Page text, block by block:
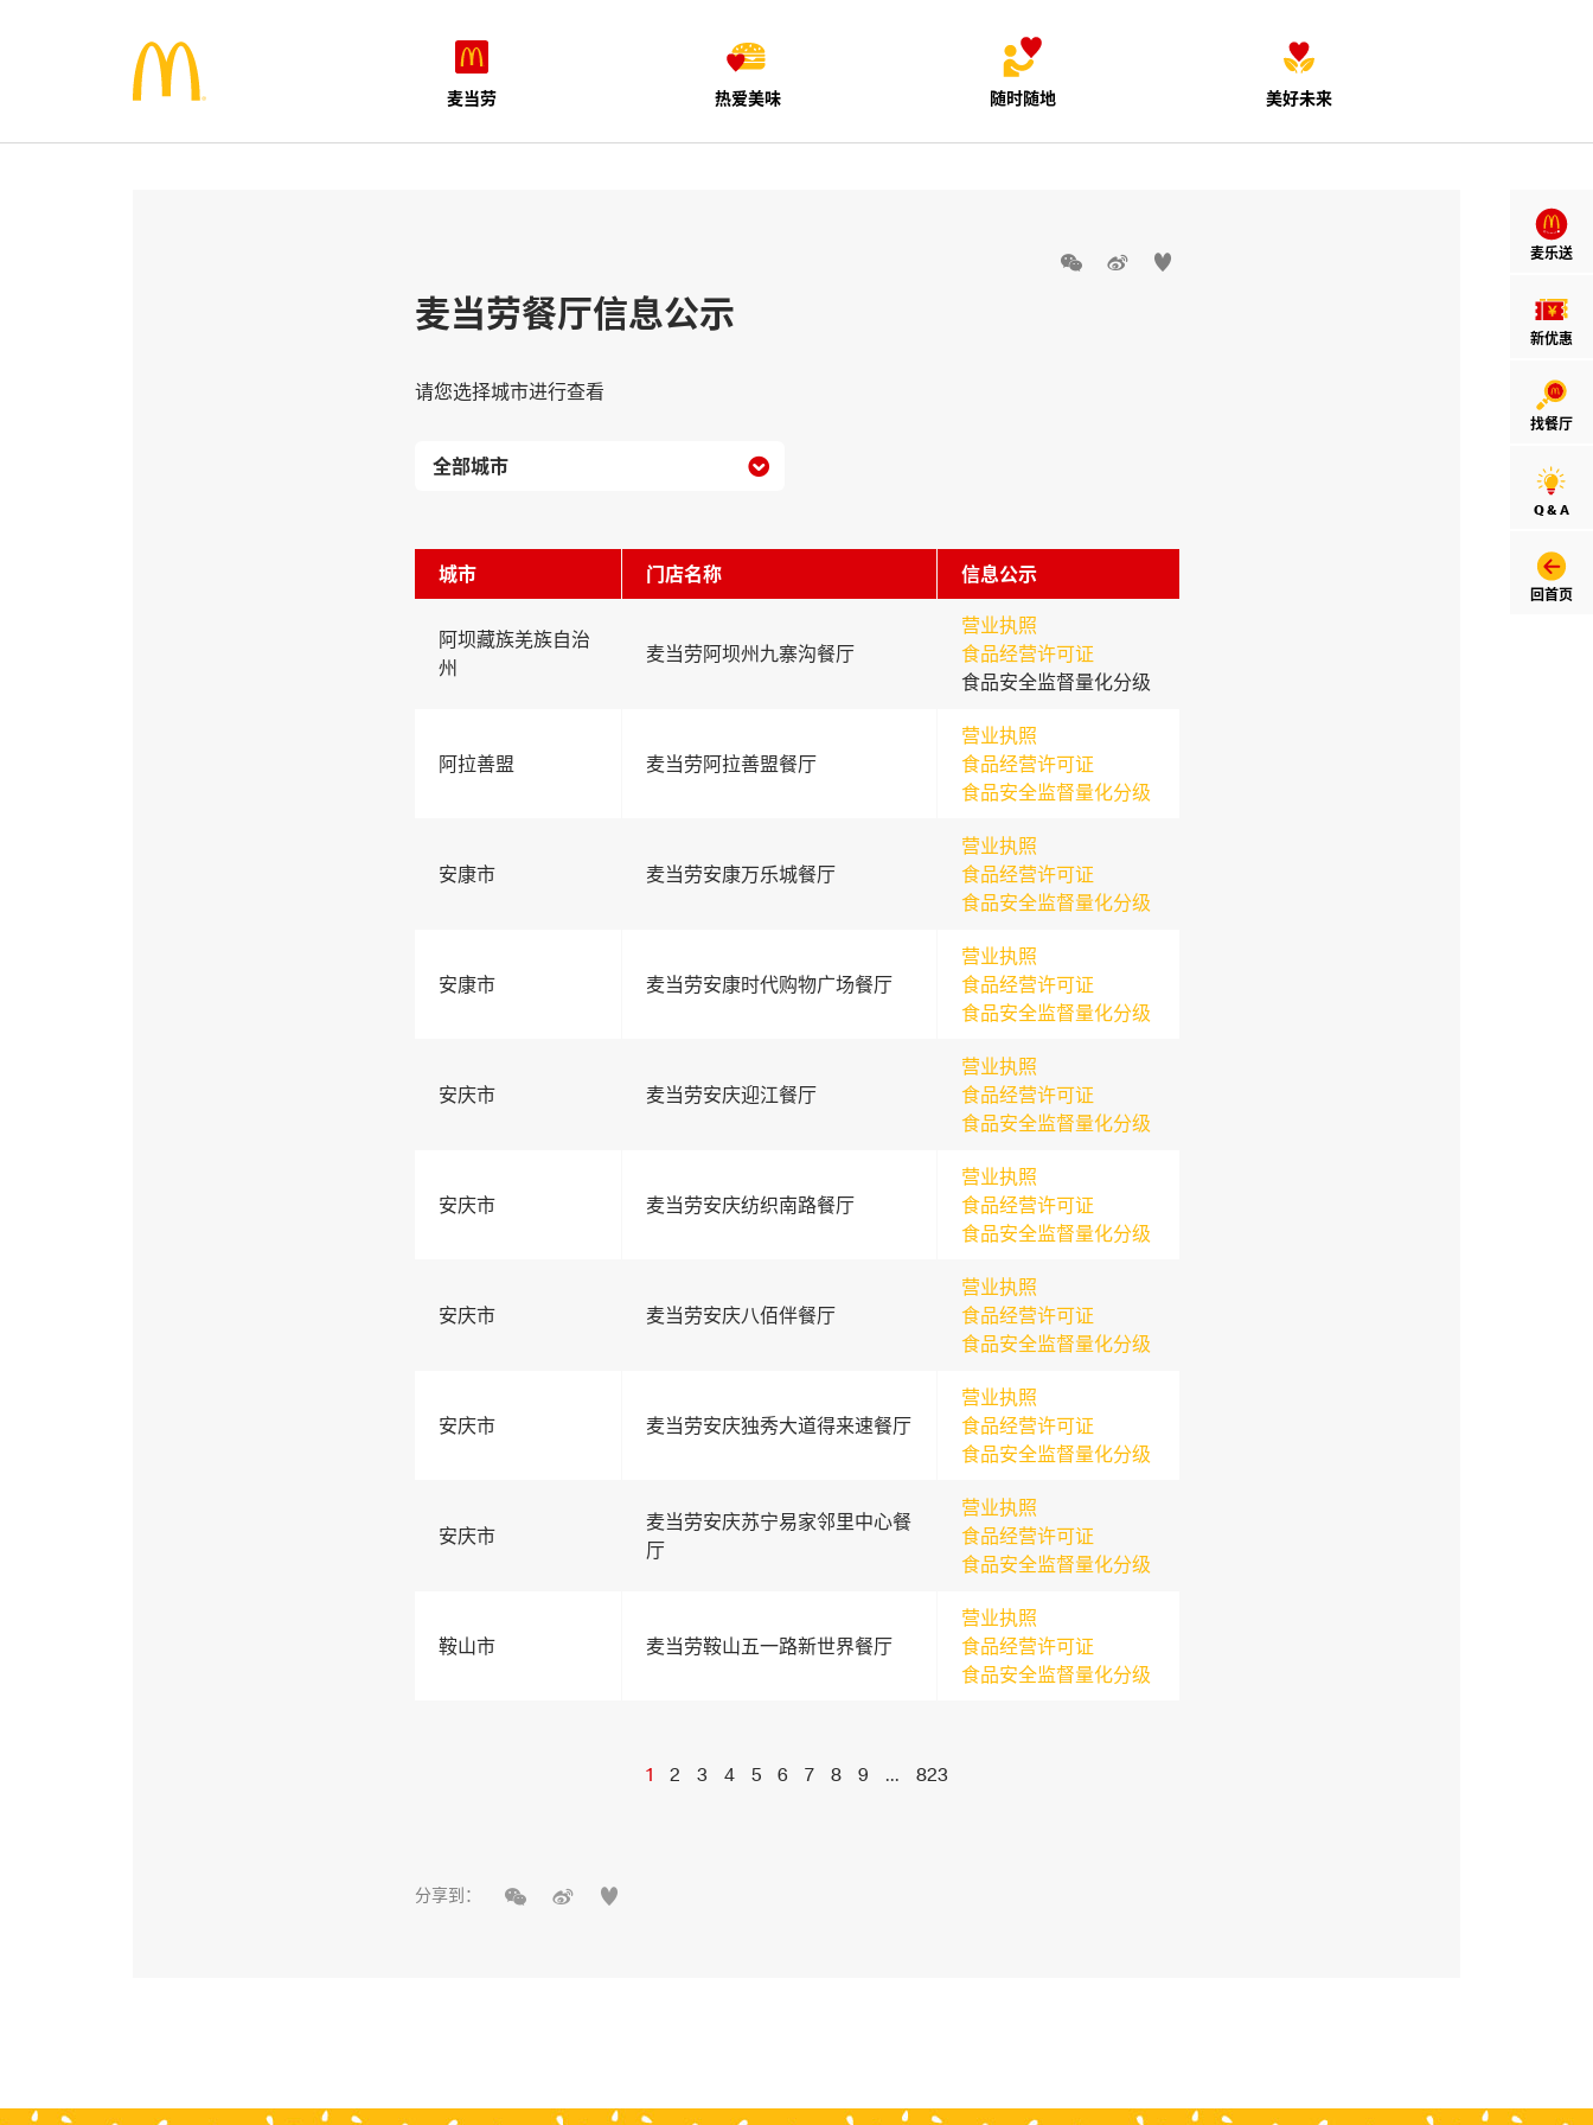
麦当劳 热爱美味 随时随地 美好未来
麦乐送
新优惠
找餐厅
Q & A
回首页
  
麦当劳餐厅信息公示
请您选择城市进行查看

城市 门店名称 信息公示
阿坝藏族羌族自治
州
麦当劳阿坝州九寨沟餐厅
营业执照
食品经营许可证
食品安全监督量化分级
阿拉善盟 麦当劳阿拉善盟餐厅
营业执照
食品经营许可证
食品安全监督量化分级
安康市 麦当劳安康万乐城餐厅
营业执照
食品经营许可证
食品安全监督量化分级
安康市 麦当劳安康时代购物广场餐厅
营业执照
食品经营许可证
食品安全监督量化分级
安庆市 麦当劳安庆迎江餐厅
营业执照
食品经营许可证
食品安全监督量化分级
安庆市 麦当劳安庆纺织南路餐厅
营业执照
食品经营许可证
食品安全监督量化分级
安庆市 麦当劳安庆八佰伴餐厅
营业执照
食品经营许可证
食品安全监督量化分级
安庆市 麦当劳安庆独秀大道得来速餐厅
营业执照
食品经营许可证
食品安全监督量化分级
安庆市
麦当劳安庆苏宁易家邻里中心餐
厅
营业执照
食品经营许可证
食品安全监督量化分级
鞍山市 麦当劳鞍山五一路新世界餐厅
营业执照
食品经营许可证
食品安全监督量化分级
1 2 3 4 5 6 7 8 9 ... 823
分享到：   